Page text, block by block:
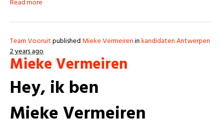
Read more
Team Vooruitpublished Mieke Vermeireninkandidaten Antwerpen
2 years ago
Mieke Vermeiren
Hey, ik ben
Mieke Vermeiren